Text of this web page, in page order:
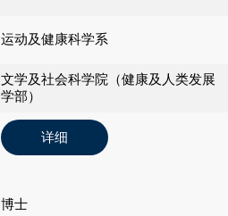
运动及健康科学系
文学及社会科学院（健康及人类发展
学部）
详细
博士